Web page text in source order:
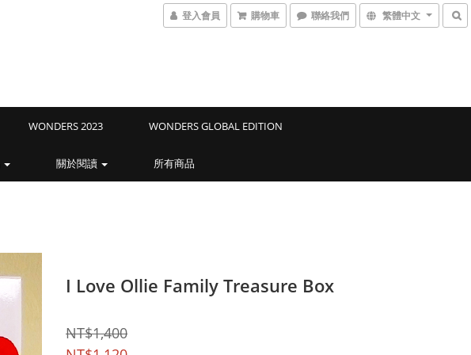
登入會員 購物車 聯絡我們 繁體中文
WONDERS 2023 WONDERS GLOBAL EDITION
關於閱讀 所有商品
I Love Ollie Family Treasure Box
NT$1,400